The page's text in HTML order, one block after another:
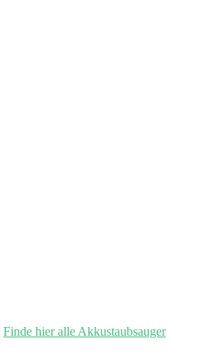
Finde hier alle Akkustaubsauger